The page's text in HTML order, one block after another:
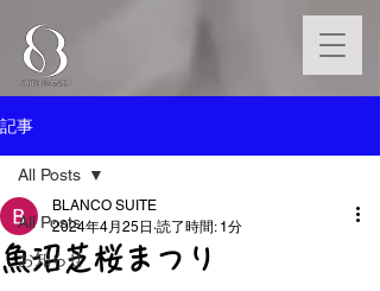
記事
All Posts
お知らせ
All Posts
魚沼芝桜まつり
BLANCO SUITE
2024年4月25日 読了時間: 1分